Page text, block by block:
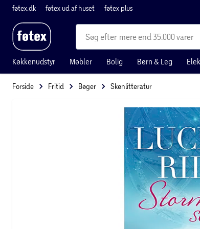
føtex.dk føtex ud af huset føtex plus
mere end 35.000 varer
Køkkenudstyr Møbler Bolig Børn & Leg
Forside Fritid Bøger Skønlitteratur